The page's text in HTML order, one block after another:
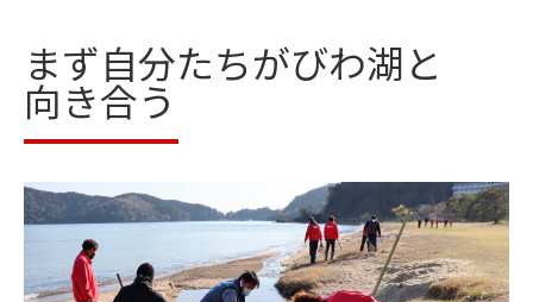
まず自分たちがびわ湖と
向き合う